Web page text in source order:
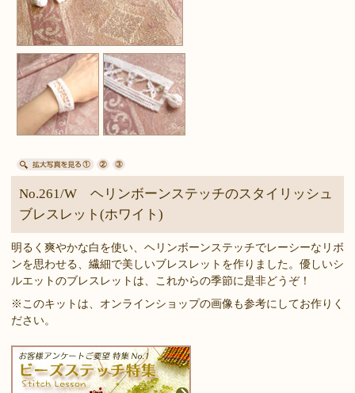
No.261/W ヘリンボーンステッチのスタイリッシュ
ブレスレット(ホワイト)
明るく爽やかな白を使い、ヘリンボーンステッチでレーシーなリボ
ンを思わせる、繊細で美しいブレスレットを作りました。優しいシ
ルエットのブレスレットは、これからの季節に是非どうぞ！
※このキットは、オンラインショップの画像も参考にしてお作りく
ださい。